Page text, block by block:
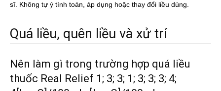
sĩ. Không tự ý tính toán, áp dụng hoặc thay đổi liều dùng.
Quá liều, quên liều và xử trí
Nên làm gì trong trường hợp quá liều
thuốc Real Relief 1; 3; 3; 1; 3; 3; 3; 4;